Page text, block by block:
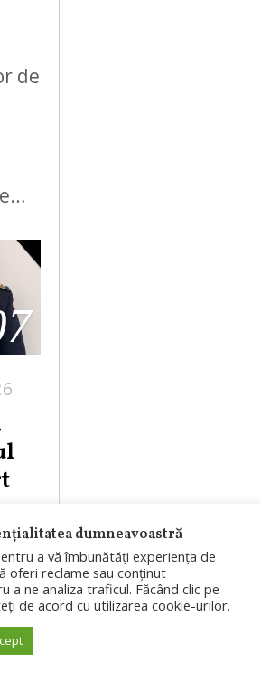
de
dumneavoastră
a vă îmbunătăți experiența de
oferi reclame sau conținut
a ne analiza traficul. Făcând clic pe
de acord cu utilizarea cookie-urilor.